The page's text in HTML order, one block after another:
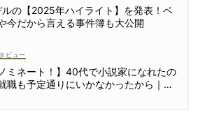
ルの【2025年ハイライト】を発表！ベ
今だから言える事件簿も大公開
ビュー
ミネート！】40代で小説家になれたの
職も予定通りにいかなかったから｜朝
ん